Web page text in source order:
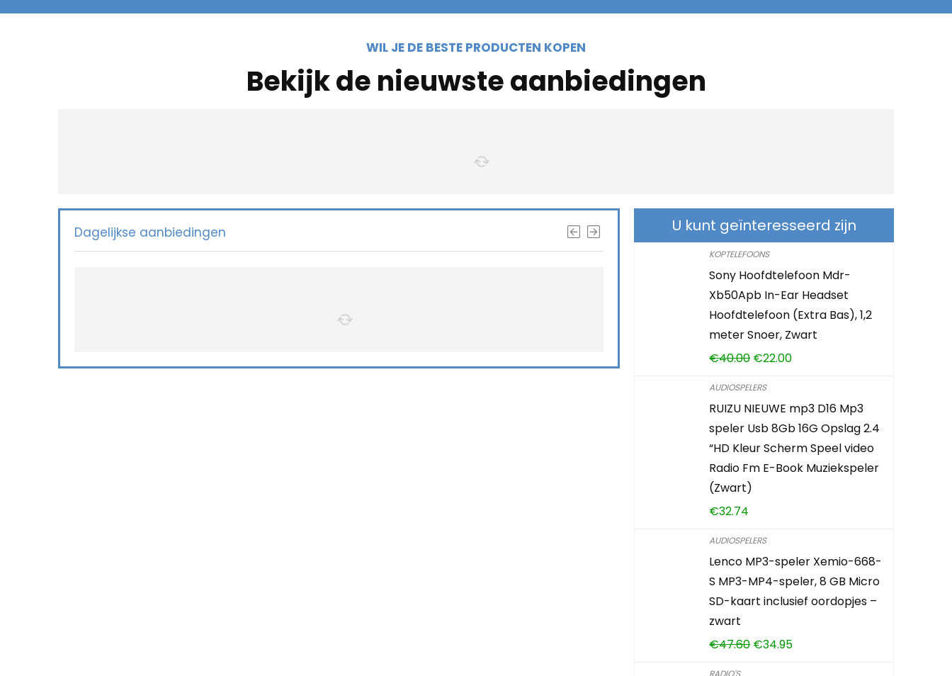
WIL JE DE BESTE PRODUCTEN KOPEN
Bekijk de nieuwste aanbiedingen
Dagelijkse aanbiedingen U kunt geïnteresseerd zijn
KOPTELEFOONS
Sony Hoofdtelefoon Mdr-
Xb50Apb In-Ear Headset
Hoofdtelefoon (Extra Bas), 1,2
meter Snoer, Zwart
€40.00 €22.00
AUDIOSPELERS
RUIZU NIEUWE mp3 D16 Mp3
speler Usb 8Gb 16G Opslag 2.4
“HD Kleur Scherm Speel video
Radio Fm E-Book Muziekspeler
(Zwart)
€32.74
AUDIOSPELERS
Lenco MP3-speler Xemio-668-
S MP3-MP4-speler, 8 GB Micro
SD-kaart inclusief oordopjes –
zwart
€47.60 €34.95
RADIO'S